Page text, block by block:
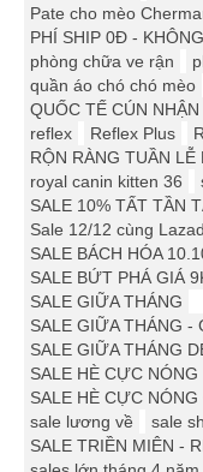
Pate cho mèo
PHÍ SHIP 0Đ -
phòng chữa ve rận
quần áo chó chó mèo
QUỐC TẾ CÚN
reflex
Reflex Plus
RỘN RÀNG TUẦN LỄ
royal canin kitten 36
SALE 10% TẤT TẦN
Sale 12/12 cùng
SALE BÁCH HÓA
SALE BỨT PHÁ GIÁ
SALE GIỮA THÁNG
SALE GIỮA THÁNG -
SALE GIỮA THÁNG
SALE HÈ CỰC NÓNG
SALE HÈ CỰC
sale lương về
sale
SALE TRIỀN MIÊN -